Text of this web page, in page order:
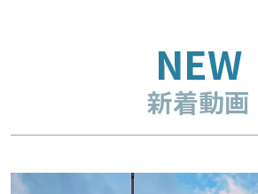
NEW
新着動画